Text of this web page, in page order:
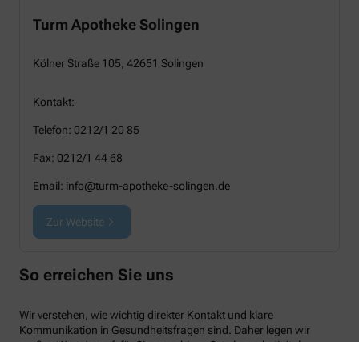
Turm Apotheke Solingen
Kölner Straße 105, 42651 Solingen
Kontakt:
Telefon: 0212/1 20 85
Fax: 0212/1 44 68
Email: info@turm-apotheke-solingen.de
Zur Website
So erreichen Sie uns
Wir verstehen, wie wichtig direkter Kontakt und klare
Kommunikation in Gesundheitsfragen sind. Daher legen wir